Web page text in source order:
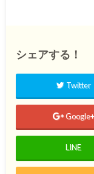
シェアする！
Twitter
Google+
LINE